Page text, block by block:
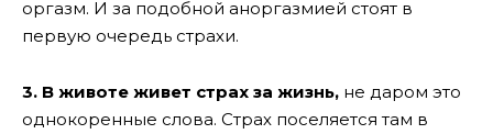
оргазм. И за подобной аноргазмией стоят в
первую очередь страхи.
3. В животе живет страх за жизнь, не даром это
однокоренные слова. Страх поселяется там в